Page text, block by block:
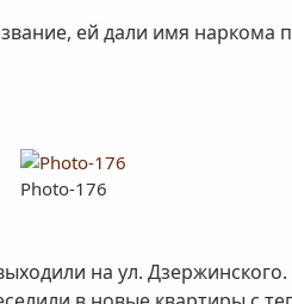
ей дали имя наркома
Photo-176
на ул.